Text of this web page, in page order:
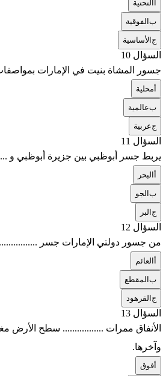
التحتية
بالفوقية
جالأساسية
السؤال 10
جسور المشاة بنيت في الإمارات
محلية
بعالمية
جعربية
السؤال 11
يربط جسر أبوظبي بين جزيرة أبوظبي و
البحر
بالجو
جالبر
السؤال 12
من جسور دولتي الإمارات جسر
العائم
بالمقطع
جالقرهود
السؤال 13
الأنفاق ممرات ................. سطح الأرض
وآخرها.
فوق